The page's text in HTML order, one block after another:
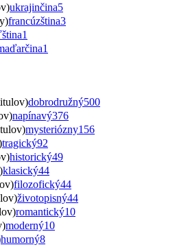
ukrajinčina5
francúzština3
1
1
dobrodružný500
napínavý376
mysteriózny156
tragický92
historický49
klasický44
filozofický44
životopisný44
romantický10
moderný10
humorný8